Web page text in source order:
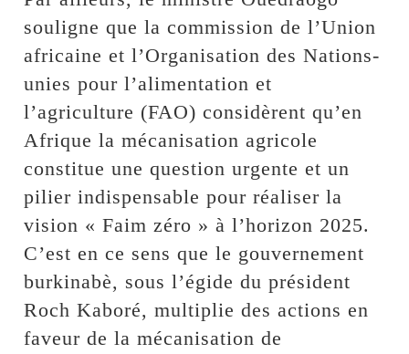
souligne que la commission de l’Union
africaine et l’Organisation des Nations-
unies pour l’alimentation et
l’agriculture (FAO) considèrent qu’en
Afrique la mécanisation agricole
constitue une question urgente et un
pilier indispensable pour réaliser la
vision « Faim zéro » à l’horizon 2025.
C’est en ce sens que le gouvernement
burkinabè, sous l’égide du président
Roch Kaboré, multiplie des actions en
faveur de la mécanisation de